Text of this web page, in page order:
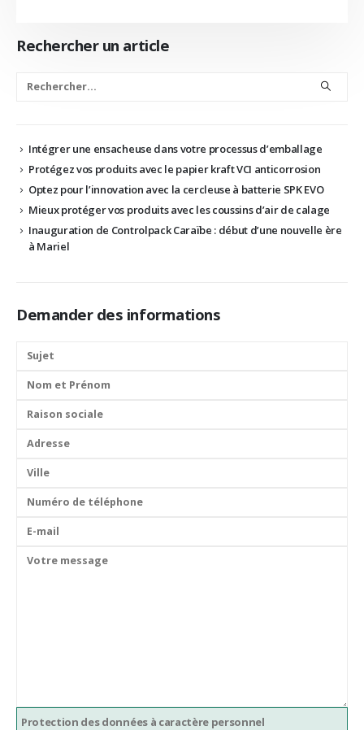
Rechercher un article
Intégrer une ensacheuse dans votre processus d’emballage
Protégez vos produits avec le papier kraft VCI anticorrosion
Optez pour l’innovation avec la cercleuse à batterie SPK EVO
Mieux protéger vos produits avec les coussins d’air de calage
Inauguration de Controlpack Caraïbe : début d’une nouvelle ère
à Mariel
Demander des informations
Protection des données à caractère personnel